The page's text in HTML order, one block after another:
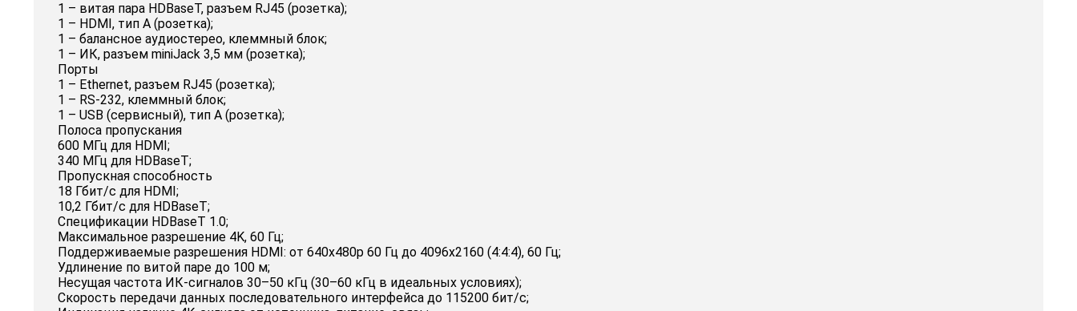
1 – витая пара HDBaseT, разъем RJ45 (розетка);
1 – HDMI, тип A (розетка);
1 – балансное аудиостерео, клеммный блок;
1 – ИК, разъем miniJack 3,5 мм (розетка);
Порты
1 – Ethernet, разъем RJ45 (розетка);
1 – RS-232, клеммный блок;
1 – USB (сервисный), тип A (розетка);
Полоса пропускания
600 МГц для HDMI;
340 МГц для HDBaseT;
Пропускная способность
18 Гбит/с для HDMI;
10,2 Гбит/с для HDBaseT;
Спецификации HDBaseT 1.0;
Максимальное разрешение 4K, 60 Гц;
Поддерживаемые разрешения HDMI: от 640x480p 60 Гц до 4096x2160 (4:4:4), 60 Гц;
Удлинение по витой паре до 100 м;
Несущая частота ИК-сигналов 30–50 кГц (30–60 кГц в идеальных условиях);
Скорость передачи данных последовательного интерфейса до 115200 бит/с;